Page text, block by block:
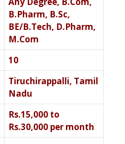
B.Pharm, B.Sc,
BE/B.Tech, D.Pharm,
M.Com
10
Tiruchirappalli, Tamil
Nadu
Rs.15,000 to
Rs.30,000 per month